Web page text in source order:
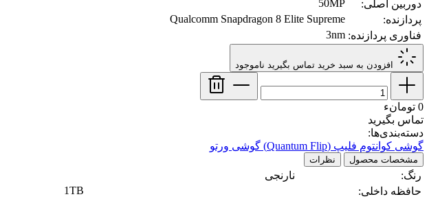
دوربین اصلی:
50MP
پردازنده:
Qualcomm Snapdragon 8 Elite Supreme
فناوری پردازنده: 3nm
افزودن به سبد خرید تماس بگیرید ناموجود
0 تومانء
تماس بگیرید
دسته‌بندی‌ها:
گوشی کوانتوم فلیپ (Quantum Flip)
گوشی ورتو
مشخصات محصول نظرات
رنگ:
نارنجی
حافظه داخلی:
1TB